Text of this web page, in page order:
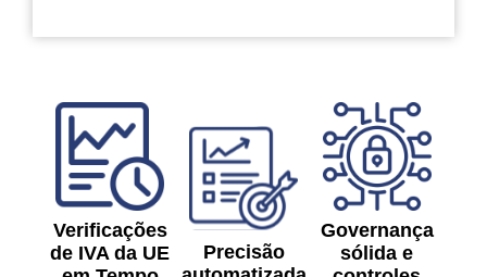
Verificações
de IVA da UE
Precisão
Governança
sólida e